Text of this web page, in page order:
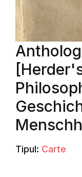
Tipul: Carte